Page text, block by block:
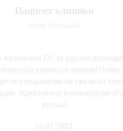
Пациент клиники
Г.Р. за удачно
высокого уровня! Очень
с пациентом на связи на
Однозначно рекомендуем
врача!
16.07.2023